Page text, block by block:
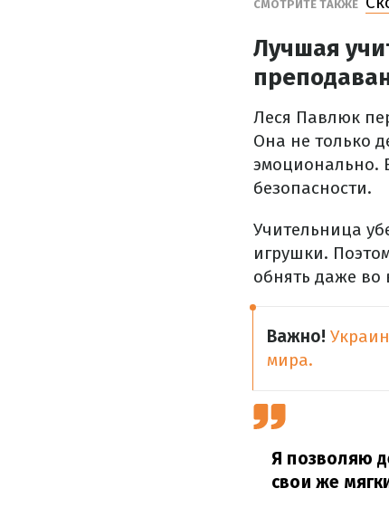
СМОТРИТЕ ТАКЖЕ
Лучшая
Леся Павлюк
Она не только
эмоционально.
безопасности.
Учительница
игрушки.
обнять даже во
Важно!
мира.
Я позволяю
свои же